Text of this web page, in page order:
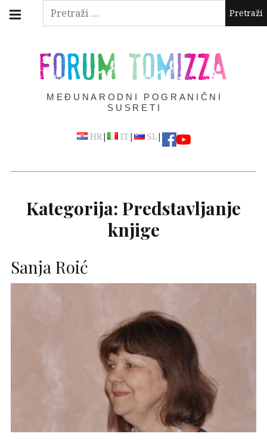
Pretraži:
Skip
FORUM TOMIZZA
MEĐUNARODNI POGRANIČNI
SUSRETI
HR| IT | SL|
navigation
Kategorija: Predstavljanje
knjige
Sanja Roić